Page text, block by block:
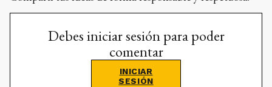
Debes iniciar sesión para poder
comentar
INICIAR
SESIÓN